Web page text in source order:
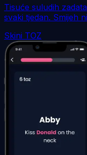
Tisuće suludih
svaki tjedan. Smijeh
Skini TOZ